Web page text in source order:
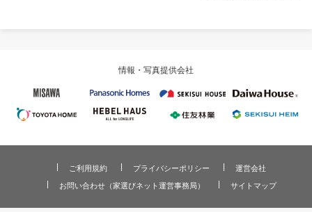
情報・写真提供会社
ご利用規約 プライバシーポリシー
運営会社
お問い合わせ（家選びネット運営事務局）
サイトマップ